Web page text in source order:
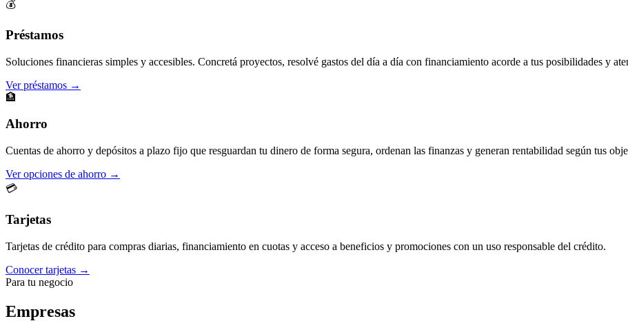
💰
Préstamos
Soluciones financieras simples y accesibles. Concretá proyectos, resolvé gastos del día a día con financiamiento acorde a tus posibilidades y
Ver préstamos →
🏦
Ahorro
Cuentas de ahorro y depósitos a plazo fijo que resguardan tu dinero de forma segura, ordenan las finanzas y generan rentabilidad según tus
Ver opciones de ahorro →
💳
Tarjetas
Tarjetas de crédito para compras diarias, financiamiento en cuotas y acceso a beneficios y promociones con un uso responsable del crédito.
Conocer tarjetas →
Para tu negocio
Empresas